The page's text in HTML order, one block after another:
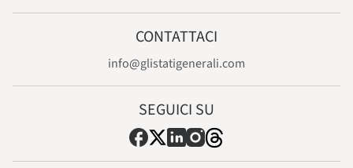
CONTATTACI
info@glistatigenerali.com
SEGUICI SU